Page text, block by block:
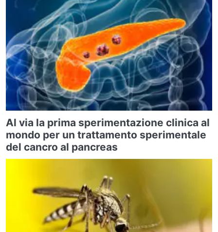
Al via la prima sperimentazione clinica al
mondo per un trattamento sperimentale
del cancro al pancreas